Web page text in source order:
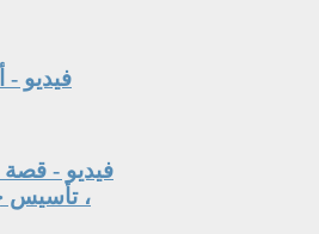
فيديو -
فيديو - قصة
، تأسيس